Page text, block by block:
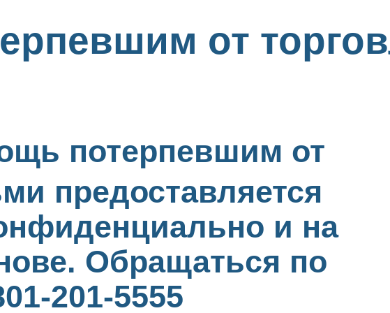
от
потерпевшим от
предоставляется
и на
Обращаться по
201-5555